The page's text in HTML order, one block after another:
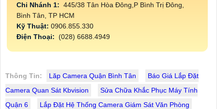
Chi Nhánh 1: 445/38 Tân Hòa Đông,P Bình Trị Đông,
Bình Tân, TP HCM
Kỹ Thuật: 0906.855.330
Điện Thoại: (028) 6688.4949
Thông Tin: Lăp Camera Quận Bình Tân
Báo Giá Lắp Đặt
Camera Quan Sát Kbvision
Sửa Chữa Khắc Phục Máy Tính
Quận 6
Lắp Đặt Hệ Thống Camera Giám Sát Văn Phòng